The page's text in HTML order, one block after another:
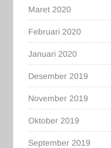
Maret 2020
Februari 2020
Januari 2020
Desember 2019
November 2019
Oktober 2019
September 2019